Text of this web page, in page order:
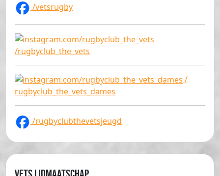
/vetsrugby
/rugbyclub_the_vets
/
rugbyclub_the_vets_dames
/rugbyclubthevetsjeugd